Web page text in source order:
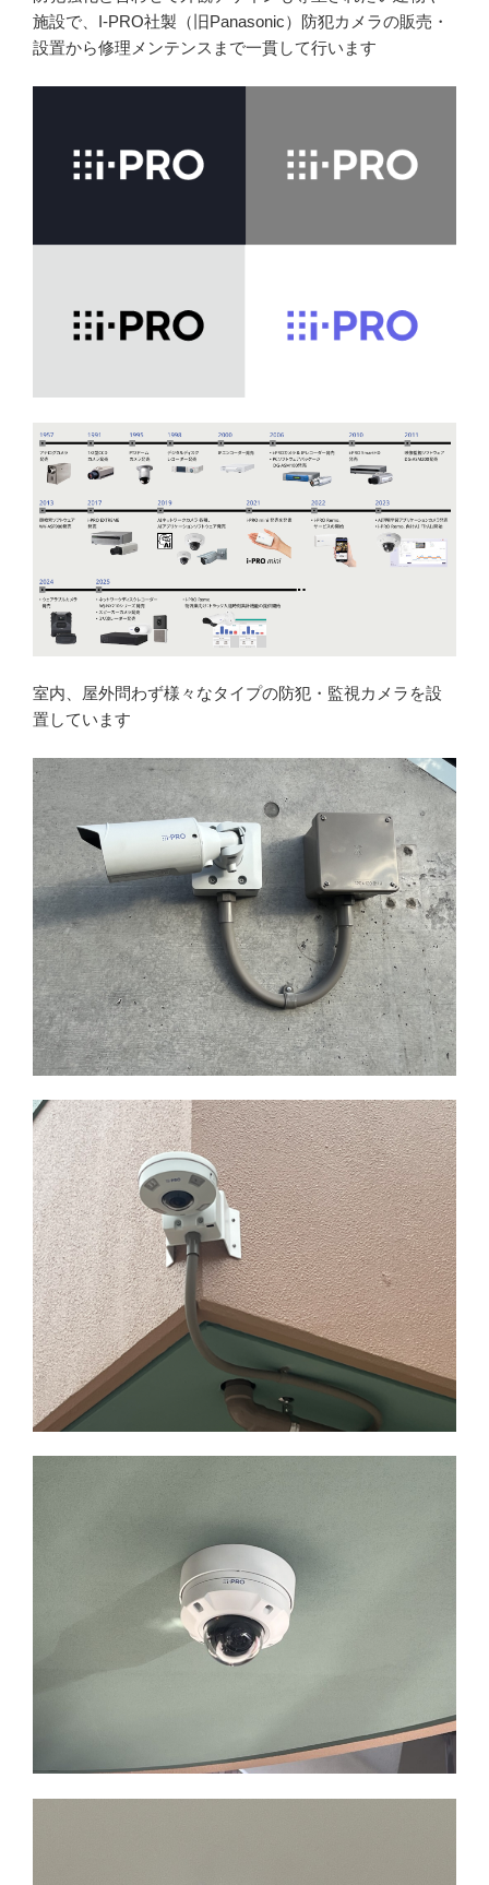
施設で、I-PRO社製（旧Panasonic）防犯カメラの販売・
設置から修理メンテンスまで一貫して行います
室内、屋外問わず様々なタイプの防犯・監視カメラを設
置しています